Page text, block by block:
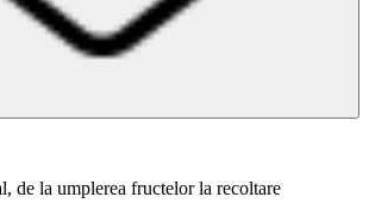
de la umplerea fructelor la recoltare